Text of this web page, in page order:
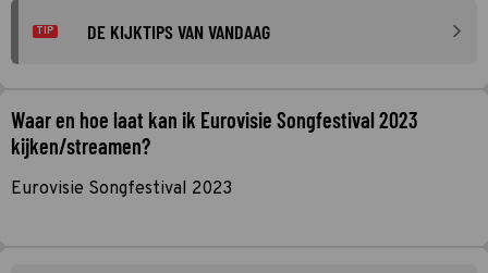
TIP DE KIJKTIPS VAN VANDAAG
Waar en hoe laat kan ik Eurovisie Songfestival 2023
kijken/streamen?
Eurovisie Songfestival 2023